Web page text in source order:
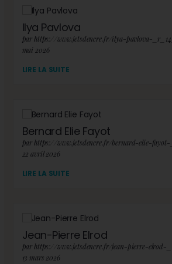
Ilya Pavlova
par https://www.jetsdencre.fr/ilya-pavlova-
mai 2026
LIRE LA SUITE
Bernard Elie Fayot
par https://www.jetsdencre.fr/bernard-elie-
22 avril 2026
LIRE LA SUITE
Jean-Pierre Elrod
par https://www.jetsdencre.fr/jean-pierre-elrod-
13 mars 2026